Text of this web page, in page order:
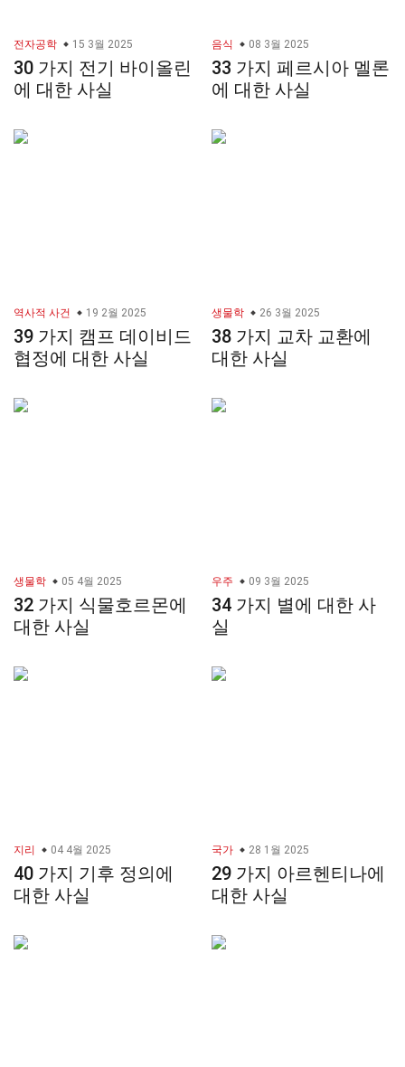
전자공학 15 3월 2025
30 가지 전기 바이올린
에 대한 사실
음식 08 3월 2025
33 가지 페르시아 멜론
에 대한 사실
역사적 사건 19 2월 2025
39 가지 캠프 데이비드
협정에 대한 사실
생물학 26 3월 2025
38 가지 교차 교환에
대한 사실
생물학 05 4월 2025
32 가지 식물호르몬에
대한 사실
우주 09 3월 2025
34 가지 별에 대한 사
실
지리 04 4월 2025
40 가지 기후 정의에
대한 사실
국가 28 1월 2025
29 가지 아르헨티나에
대한 사실